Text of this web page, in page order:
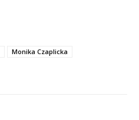
Monika Czaplicka